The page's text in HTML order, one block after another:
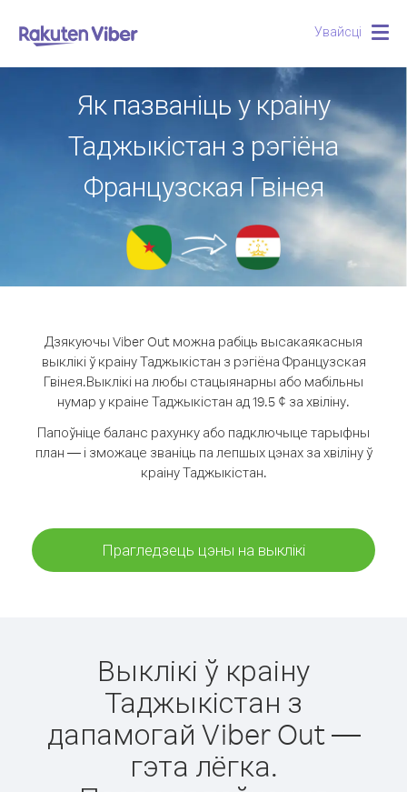
Увайсці
Як пазваніць у краіну
Таджыкістан з рэгіёна
Французская Гвінея
Дзякуючы Viber Out можна рабіць высакаякасныя
выклікі ў краіну Таджыкістан з рэгіёна Французская
Гвінея.Выклікі на любы стацыянарны або мабільны
нумар у краіне Таджыкістан ад 19.5 ¢ за хвіліну.
Папоўніце баланс рахунку або падключыце тарыфны
план — і зможаце званіць па лепшых цэнах за хвіліну ў
краіну Таджыкістан.
Прагледзець цэны на выклікі
Выклікі ў краіну
Таджыкістан з
дапамогай Viber Out —
гэта лёгка.